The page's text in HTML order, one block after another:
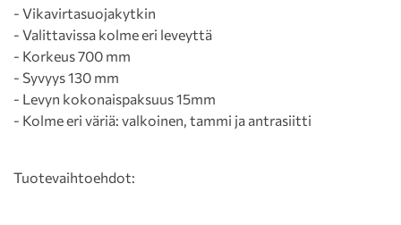
- Vikavirtasuojakytkin
- Valittavissa kolme eri leveyttä
- Korkeus 700 mm
- Syvyys 130 mm
- Levyn kokonaispaksuus 15mm
- Kolme eri väriä: valkoinen, tammi ja antrasiitti
Tuotevaihtoehdot: